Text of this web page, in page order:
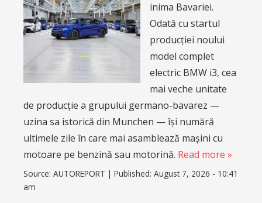
inima Bavariei.
Odată cu startul
producției noului
model complet
electric BMW i3, cea
mai veche unitate
de producție a grupului germano-bavarez —
uzina sa istorică din Munchen — își numără
ultimele zile în care mai asamblează mașini cu
motoare pe benzină sau motorină. Read more »
Source: AUTOREPORT | Published: August 7, 2026 - 10:41
am